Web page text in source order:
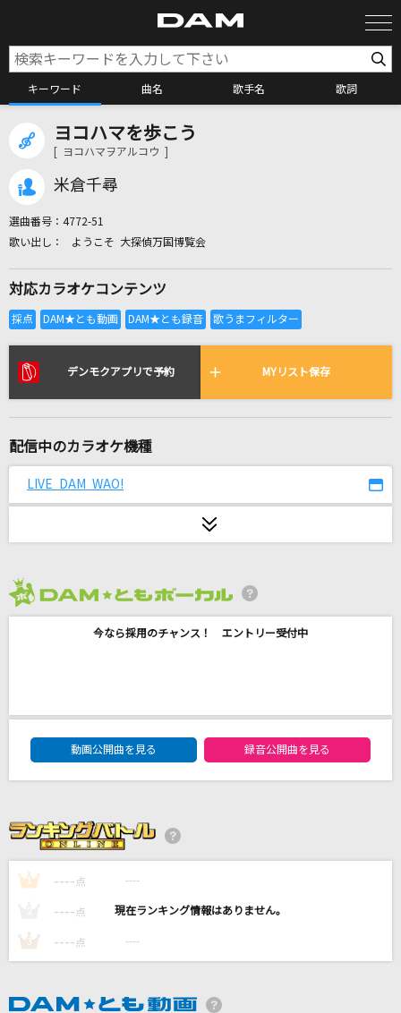
キーワード 曲名 歌手名 歌詞
カラオケ検索
全国りれき
リアルタイムで歌われている曲の一覧
奏(かなで)
Dear…
翼をください
子、佐藤聡美、寿美菜子)]
さよーならまたいつか！(ビデオクリップバージ
ョン)
米津玄師
マーシャル・マキシマイザー feat.可不(KAFU)
柊マグネタイト
安室奈美恵
ヨコハマを歩こう
[ ヨコハマヲアルコウ ]
米倉千尋
選曲番号： 4772-51
ようこそ 大探偵万国博覧会
対応カラオケコンテンツ
デンモクアプリで予約 MYリスト保存
配信中のカラオケ機種
LIVE DAM WAO!
今なら採用のチャンス！ エントリー受付中
DAM★ともボーカルエントリーランキング
動画公開曲を見る
録音公開曲を見る
1 ---- 点 ----
---- 点 ----
3 ---- 点 ----